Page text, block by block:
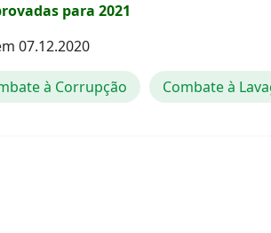
para 2021
07.12.2020
à Corrupção Combate à